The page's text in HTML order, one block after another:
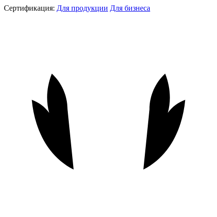
Сертификация: Для продукции Для бизнеса